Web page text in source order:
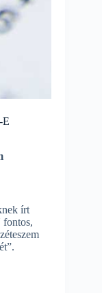
írt